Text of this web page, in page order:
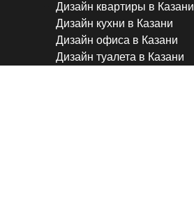
Дизайн квартиры в Казани
Дизайн кухни в Казани
Дизайн офиса в Казани
Дизайн туалета в Казани